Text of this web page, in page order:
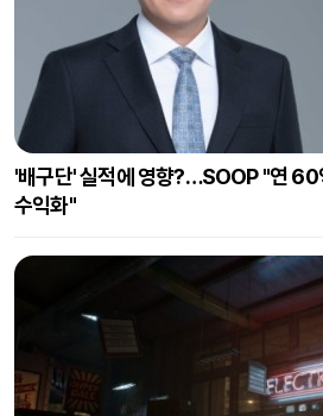
'배구단' 실적에 영향?…SOOP "연 60
수익화"